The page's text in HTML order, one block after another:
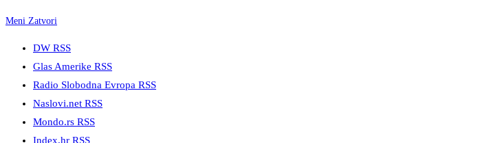
Meni Zatvori
DW RSS
Glas Amerike RSS
Radio Slobodna Evropa RSS
Naslovi.net RSS
Mondo.rs RSS
Index.hr RSS